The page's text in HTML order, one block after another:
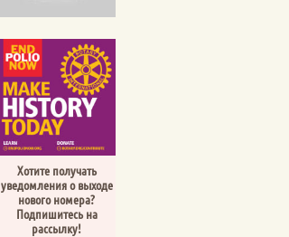
Хотите получать
уведомления о выходе
нового номера?
Подпишитесь на
рассылку!